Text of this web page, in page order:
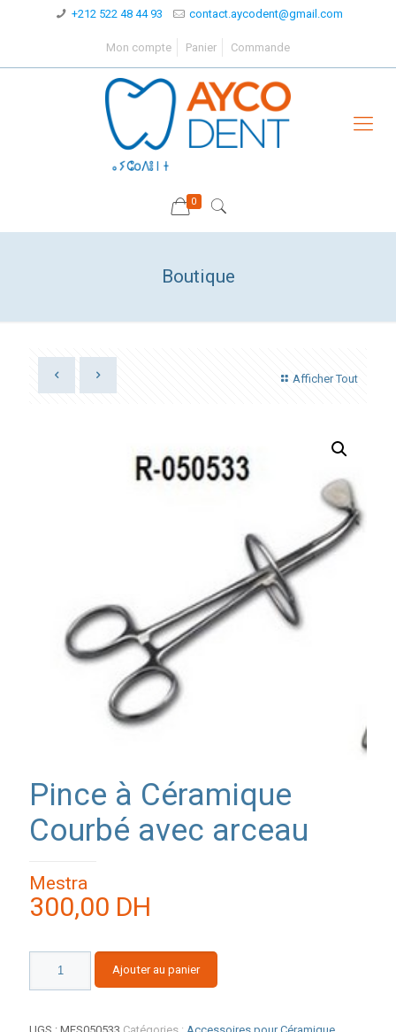
+212 522 48 44 93 contact.aycodent@gmail.com
Mon compte Panier Commande
0
Boutique
Afficher Tout
Pince à Céramique
Courbé avec arceau
Mestra
300,00 DH
Pince
Céramique
Ajouter au panier